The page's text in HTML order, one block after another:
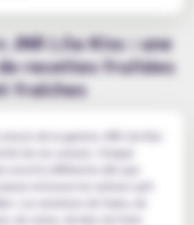
JNR Lila Kiss : une
recettes fruitées
fraîches
atouts de la gamme JNR Lila Kiss
de ses saveurs. Chaque
retrouver les arômes qu'il
Les amateurs de fraise, de